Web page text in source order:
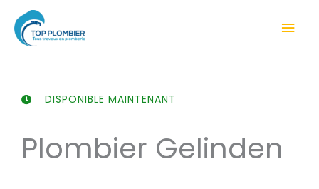
contenu
DISPONIBLE MAINTENANT
Plombier Gelinden